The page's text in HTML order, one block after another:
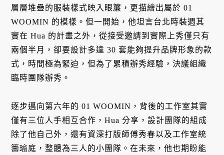
層層堆疊的服裝樣式映入眼簾，更描繪出屬於 01
WOOMIN 的模樣。但一開始，他坦言台北時裝週其
實在 Hua 的計畫之外，從接受邀請到實際上秀僅只有
兩個半月，卻要設計多達 30 套能夠提升品牌形象的款
式，時間極為緊迫，但為了累積辦秀經驗，決議組織
臨時團隊辦秀。
逐步邁向第六年的 01 WOOMIN，背後的工作室其實
僅有三位人手相互合作，Hua 分享，設計團隊的組成
除了他自己外，還有資深打版師傅秀春以及工作室統
籌瑜庭，整體為三人的小團隊。在未來，他也期盼能